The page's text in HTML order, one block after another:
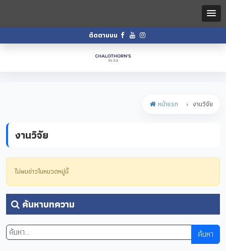
ติดตามบน
หน้าแรก งานวิจัย
งานวิจัย
ไม่พบข่าวในหมวดหมู่นี้
ค้นหาบทความ
ค้นหา